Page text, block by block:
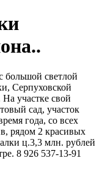
большой светлой
Серпуховской
участке свой
сад, участок
года, со всех
рядом 2 красивых
ц.3,3 млн. рублей
8 926 537-13-91